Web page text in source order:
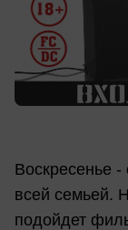
Воскресенье
всей семьей.
подойдет